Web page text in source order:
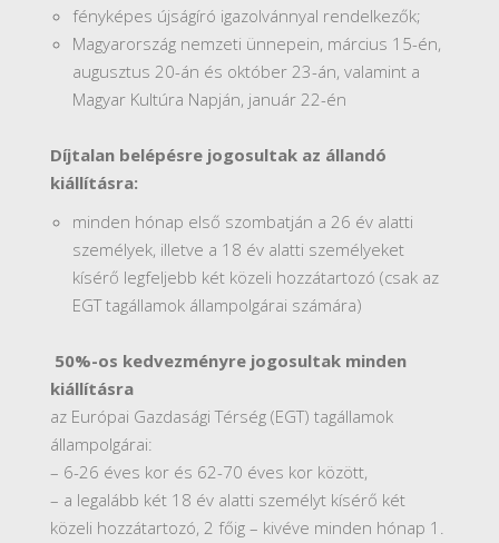
fényképes újságíró igazolvánnyal rendelkezők;
Magyarország nemzeti ünnepein, március 15-én,
augusztus 20-án és október 23-án, valamint a
Magyar Kultúra Napján, január 22-én
Díjtalan belépésre jogosultak az állandó
kiállításra:
minden hónap első szombatján a 26 év alatti
személyek, illetve a 18 év alatti személyeket
kísérő legfeljebb két közeli hozzátartozó (csak az
EGT tagállamok állampolgárai számára)
50%-os kedvezményre jogosultak minden
kiállításra
az Európai Gazdasági Térség (EGT) tagállamok
állampolgárai:
– 6-26 éves kor és 62-70 éves kor között,
– a legalább két 18 év alatti személyt kísérő két
közeli hozzátartozó, 2 főig – kivéve minden hónap 1.